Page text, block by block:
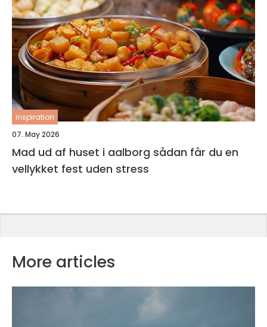
inspiration
07. May 2026
Mad ud af huset i aalborg sådan får du en
vellykket fest uden stress
More articles